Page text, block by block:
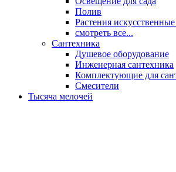
Полив
Растения
смотреть все...
Сантехника
Душевое оборудование
Инженерная сантехника
Комплектующие для
Смесители
Тысяча мелочей